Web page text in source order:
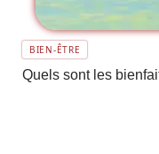
BIEN-ÊTRE
Quels sont les